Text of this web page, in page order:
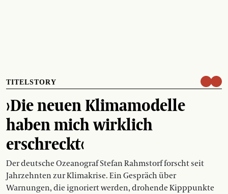
TITELSTORY
›Die neuen Klimamodelle
haben mich wirklich
erschreckt‹
Der deutsche Ozeanograf Stefan Rahmstorf forscht seit
Jahrzehnten zur Klimakrise. Ein Gespräch über
Warnungen, die ignoriert werden, drohende Kipppunkte